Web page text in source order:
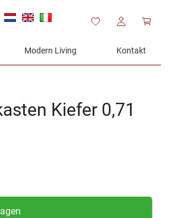
Modern Living Kontakt
Kiefer 0,71